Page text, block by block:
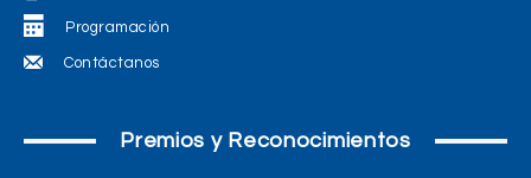
Programación
Contáctanos
Premios y Reconocimientos